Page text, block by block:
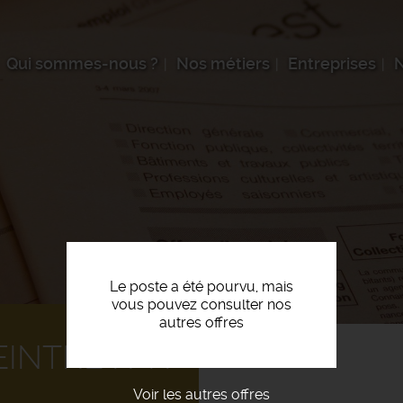
Qui sommes-nous ? Nos métiers Entreprises
Le poste a été pourvu, mais
vous pouvez consulter nos
autres offres
Voir les autres offres
F/H